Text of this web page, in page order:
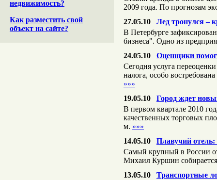
недвижимость?
Как разместить свой
объект на сайте?
2009 года. По прогнозам
27.05.10
Лед тронулся –
В Петербурге
бизнеса". Одно из
24.05.10
Оценщики
Сегодня услуга
налога, особо
»»»
19.05.10
Город ждет
В первом квартале 2010
качественных торговых
м. »»»
14.05.10
Плавучий отель:
Самый крупный в России
Михаил Куршин
13.05.10
Транспортные